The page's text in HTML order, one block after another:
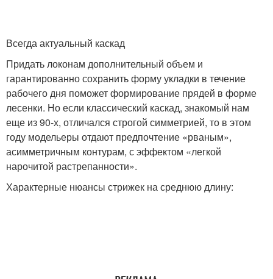
Всегда актуальный каскад
Придать локонам дополнительный объем и
гарантированно сохранить форму укладки в течение
рабочего дня поможет формирование прядей в форме
лесенки. Но если классический каскад, знакомый нам
еще из 90-х, отличался строгой симметрией, то в этом
году модельеры отдают предпочтение «рваным»,
асимметричным контурам, с эффектом «легкой
нарочитой растрепанности».
Характерные нюансы стрижек на среднюю длину: